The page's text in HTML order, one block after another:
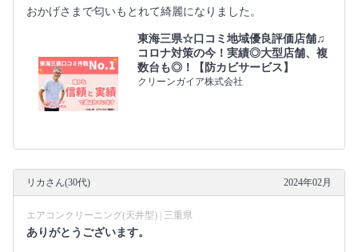
おかげさまで匂いもとれて綺麗になりました。
東海三県☆口コミ地域優良評価店舗♫
コロナ対策の今！実績◎大型店舗、複
数台も◎！【防カビサービス】
クリーンガイア株式会社
リカさん(30代) 2024年02月
エアコンクリーニング(天井型) | 三重県
ありがとうございます。